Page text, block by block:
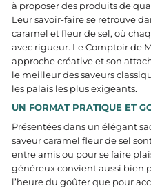
à proposer des produits de
Leur savoir-faire se retrouve
caramel et fleur de sel, où
avec rigueur. Le Comptoir de
approche créative et son
le meilleur des saveurs
les palais les plus exigeants.
UN FORMAT PRATIQUE ET
Présentées dans un élégant
saveur caramel fleur de sel
entre amis ou pour se faire
généreux convient aussi bien
l’heure du goûter que pour